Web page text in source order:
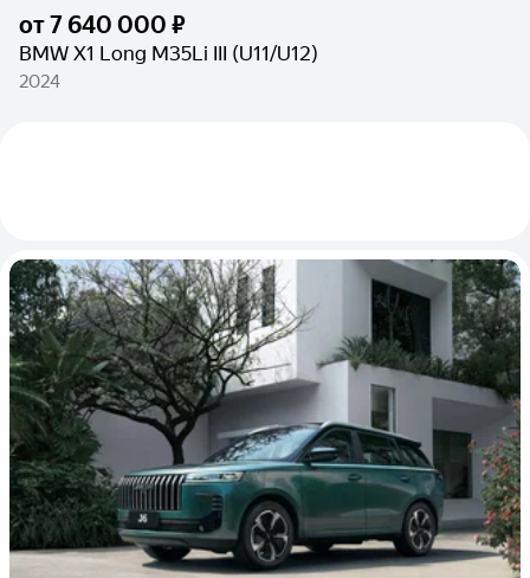
от7 640 000 ₽
BMW X1 Long M35Li III (U11/U12)
2024